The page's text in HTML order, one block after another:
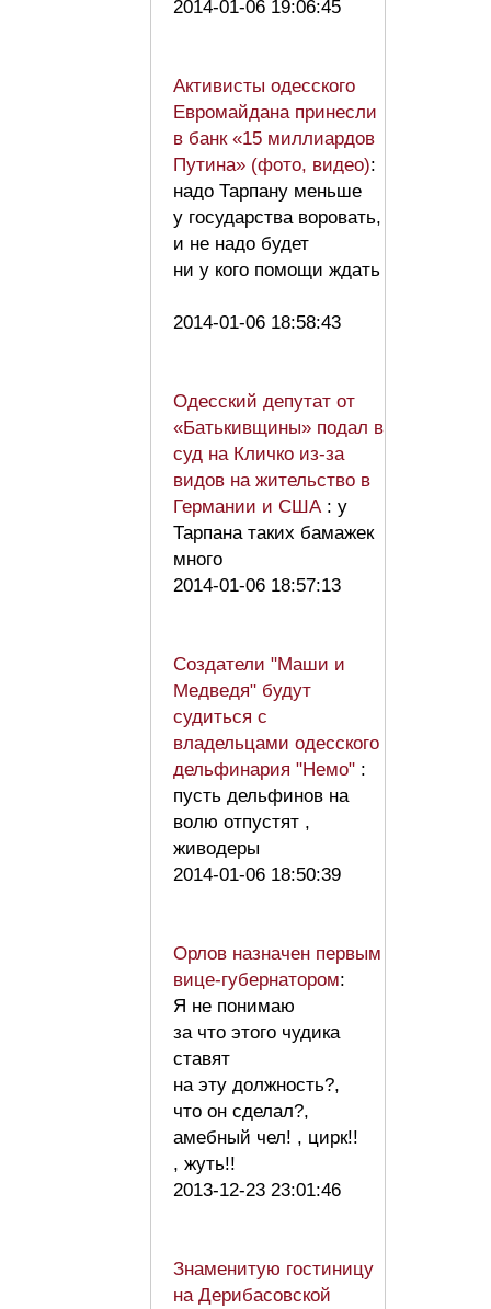
2014-01-06 19:06:45
Активисты одесского
Евромайдана принесли
в банк «15 миллиардов
Путина» (фото, видео):
надо Тарпану меньше
у государства воровать,
и не надо будет
ни у кого помощи ждать
2014-01-06 18:58:43
Одесский депутат от
«Батькивщины» подал в
суд на Кличко из-за
видов на жительство в
Германии и США : у
Тарпана таких бамажек
много
2014-01-06 18:57:13
Создатели "Маши и
Медведя" будут
судиться с
владельцами одесского
дельфинария "Немо" :
пусть дельфинов на
волю отпустят ,
живодеры
2014-01-06 18:50:39
Орлов назначен первым
вице-губернатором:
Я не понимаю
за что этого чудика
ставят
на эту должность?,
что он сделал?,
амебный чел! , цирк!!
, жуть!!
2013-12-23 23:01:46
Знаменитую гостиницу
на Дерибасовской